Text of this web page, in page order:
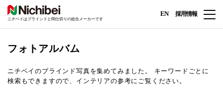
ニチベイはブラインドと間仕切りの総合メーカーです
EN 採用情報
フォトアルバム
ニチベイのブラインド写真を集めてみました。
キーワードごとに
検索もできますので、インテリアの参考にご覧ください。